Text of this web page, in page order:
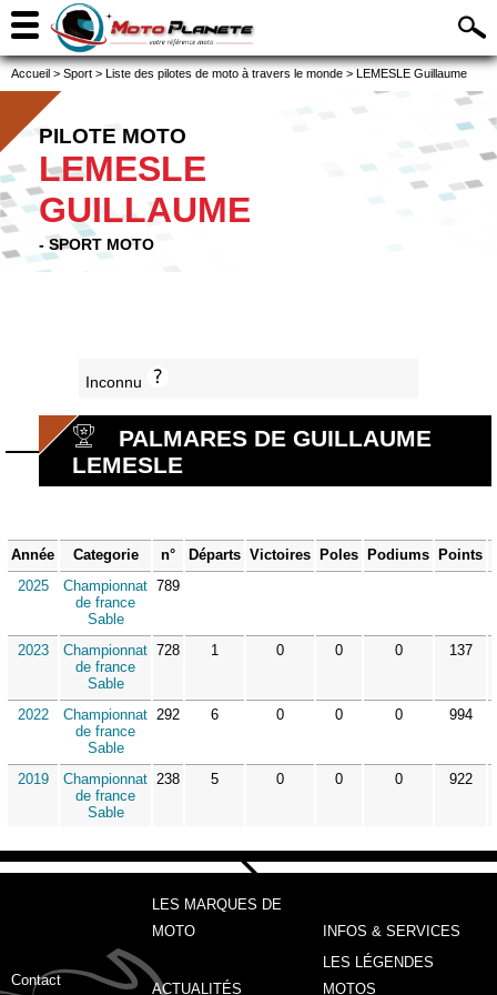
Accueil > Sport > Liste des pilotes de moto à travers le monde > LEMESLE Guillaume
PILOTE MOTO
LEMESLE
GUILLAUME
- SPORT MOTO
Inconnu
PALMARES DE GUILLAUME
LEMESLE
Année Categorie n° Départs Victoires Poles Podiums Points
2025
Championnat
de france
Sable
789
2023
Championnat
de france
Sable
728 1 0 0 0 137
2022
Championnat
de france
Sable
292 6 0 0 0 994
2019
Championnat
de france
Sable
238 5 0 0 0 922
Contact
LES MARQUES DE
MOTO
INFOS & SERVICES
ACTUALITÉS
LES LÉGENDES
MOTOS